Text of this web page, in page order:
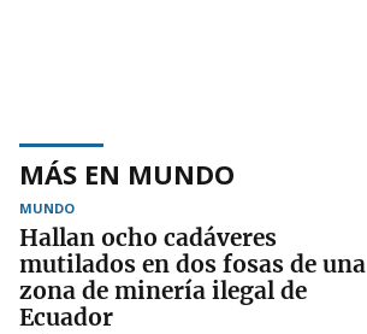
MÁS EN MUNDO
MUNDO
Hallan ocho cadáveres
mutilados en dos fosas de una
zona de minería ilegal de
Ecuador